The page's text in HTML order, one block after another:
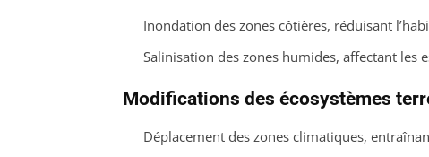
Inondation des zones côtières, réduisant
Salinisation des zones humides, affectant les
Modifications des écosystèmes
Déplacement des zones climatiques,